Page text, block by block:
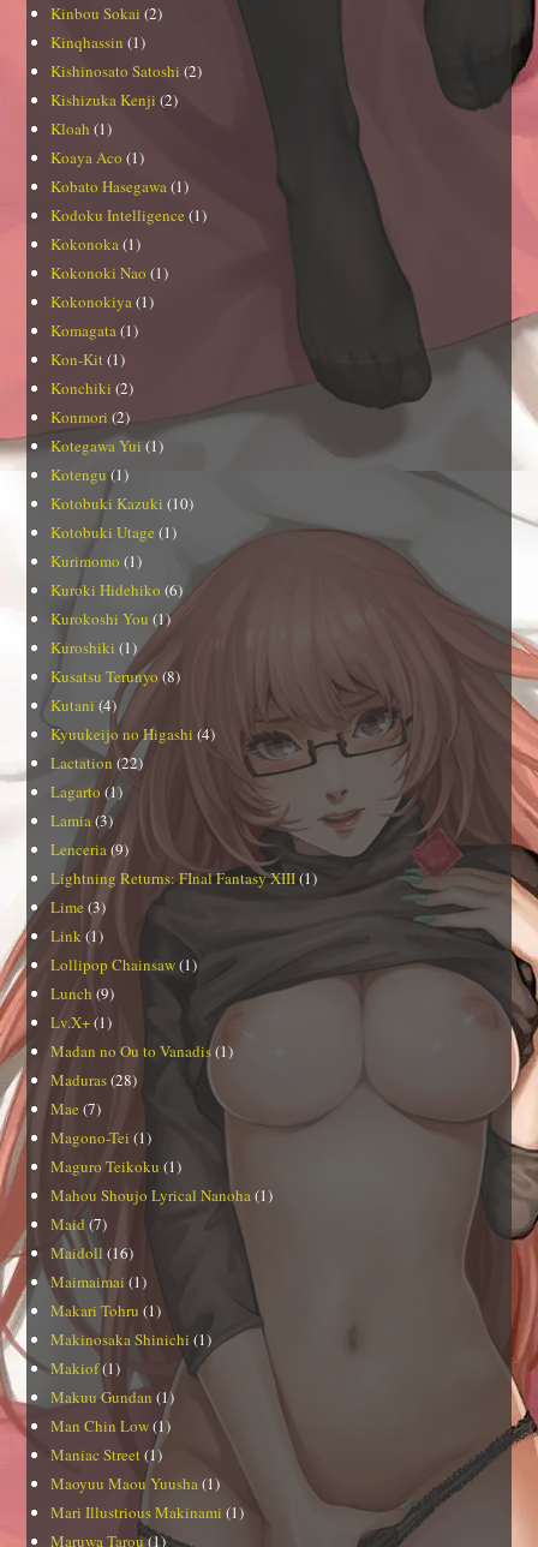
Kinbou Sokai (2)
Kinqhassin (1)
Kishinosato Satoshi (2)
Kishizuka Kenji (2)
Kloah (1)
Koaya Aco (1)
Kobato Hasegawa(1)
Kodoku Intelligence (1)
Kokonoka(1)
Kokonoki Nao (1)
Kokonokiya(1)
Komagata(1)
Kon-Kit (1)
Konchiki (2)
Konmori (2)
Kotegawa Yui(1)
Kotengu (1)
Kotobuki Kazuki (10)
Kotobuki Utage (1)
Kurimomo (1)
Kuroki Hidehiko (6)
Kurokoshi You (1)
Kuroshiki (1)
Kusatsu Terunyo (8)
Kutani (4)
Kyuukeijo no Higashi (4)
Lactation (22)
Lagarto (1)
Lamia(3)
Lenceria(9)
Lightning Returns: FInal Fantasy XIII(1)
Lime (3)
Link (1)
Lollipop Chainsaw(1)
Lunch (9)
Lv.X+(1)
Madan no Ou to Vanadis(1)
Maduras(28)
Mae (7)
Magono-Tei (1)
Maguro Teikoku (1)
Mahou Shoujo Lyrical Nanoha(1)
Maid (7)
Maidoll (16)
Maimaimai (1)
Makari Tohru (1)
Makinosaka Shinichi (1)
Makiof(1)
Makuu Gundan (1)
Man Chin Low(1)
Maniac Street(1)
Maoyuu Maou Yuusha(1)
Mari Illustrious Makinami (1)
Maruwa Tarou(1)